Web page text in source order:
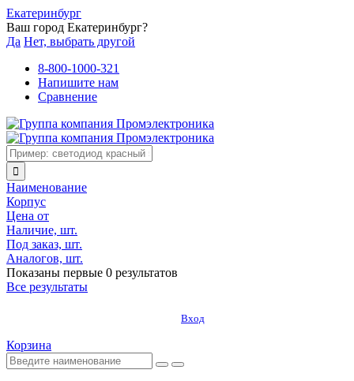
Екатеринбург
Ваш город Екатеринбург?
Да Нет, выбрать другой
8-800-1000-321
Напишите нам
Сравнение
Наименование
Корпус
Цена от
Наличие, шт.
Под заказ, шт.
Аналогов, шт.
Показаны первые 0 результатов
Все результаты
Вход
Корзина